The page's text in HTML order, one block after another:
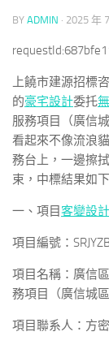
BY ADMIN · 2025 年
上饒市建源招標
的豪宅設計委托
服務項目（廣信
看起來不像流浪
務台上，一邊擦
束，中標結果如下
一、項目客變設計
項目編號：
項目名稱：廣信
務項目（廣信城區
項目聯系人：方